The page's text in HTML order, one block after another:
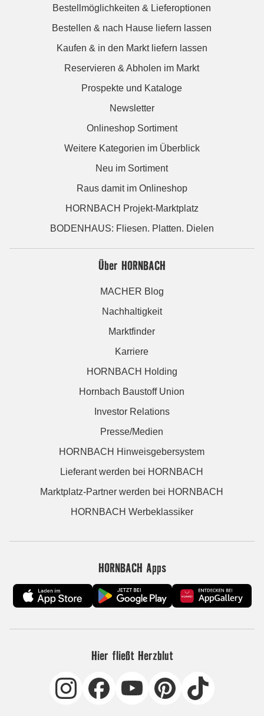
Bestellmöglichkeiten & Lieferoptionen
Bestellen & nach Hause liefern lassen
Kaufen & in den Markt liefern lassen
Reservieren & Abholen im Markt
Prospekte und Kataloge
Newsletter
Onlineshop Sortiment
Weitere Kategorien im Überblick
Neu im Sortiment
Raus damit im Onlineshop
HORNBACH Projekt-Marktplatz
BODENHAUS: Fliesen. Platten. Dielen
Über HORNBACH
MACHER Blog
Nachhaltigkeit
Marktfinder
Karriere
HORNBACH Holding
Hornbach Baustoff Union
Investor Relations
Presse/Medien
HORNBACH Hinweisgebersystem
Lieferant werden bei HORNBACH
Marktplatz-Partner werden bei HORNBACH
HORNBACH Werbeklassiker
HORNBACH Apps
Hier fließt Herzblut